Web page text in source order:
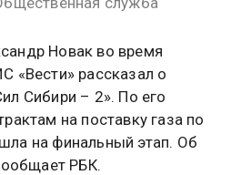
Новак во время
«Вести» рассказал о
Сибири – 2». По его
на поставку газа по
на финальный этап. Об
РБК.